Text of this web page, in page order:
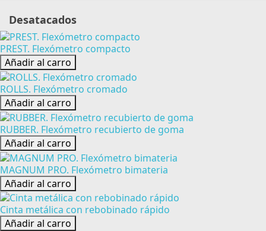
Desatacados
PREST. Flexómetro compacto
Añadir al carro
ROLLS. Flexómetro cromado
Añadir al carro
RUBBER. Flexómetro recubierto de goma
Añadir al carro
MAGNUM PRO. Flexómetro bimateria
Añadir al carro
Cinta metálica con rebobinado rápido
Añadir al carro